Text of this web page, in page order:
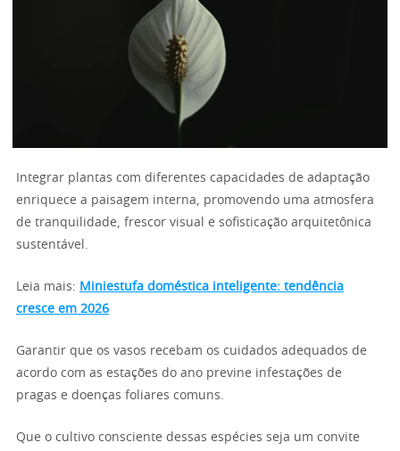
Integrar plantas com diferentes capacidades de adaptação
enriquece a paisagem interna, promovendo uma atmosfera
de tranquilidade, frescor visual e sofisticação arquitetônica
sustentável.
Leia mais: Miniestufa doméstica inteligente: tendência
cresce em 2026
Garantir que os vasos recebam os cuidados adequados de
acordo com as estações do ano previne infestações de
pragas e doenças foliares comuns.
Que o cultivo consciente dessas espécies seja um convite